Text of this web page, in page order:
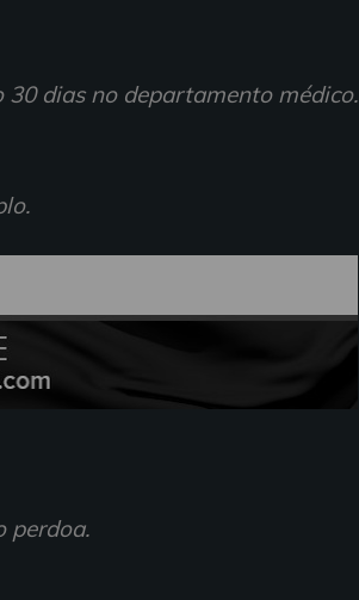
30 dias no departamento médico.
perdoa.